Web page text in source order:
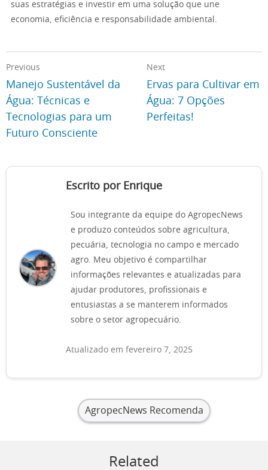
suas estratégias e investir em uma solução que une
economia, eficiência e responsabilidade ambiental.
Previous
Manejo Sustentável da
Água: Técnicas e
Tecnologias para um
Futuro Consciente
Next
Ervas para Cultivar em
Água: 7 Opções
Perfeitas!
Escrito por Enrique
Sou integrante da equipe do AgropecNews
e produzo conteúdos sobre agricultura,
pecuária, tecnologia no campo e mercado
agro. Meu objetivo é compartilhar
informações relevantes e atualizadas para
ajudar produtores, profissionais e
entusiastas a se manterem informados
sobre o setor agropecuário.
Atualizado em fevereiro 7, 2025
AgropecNews Recomenda
Related